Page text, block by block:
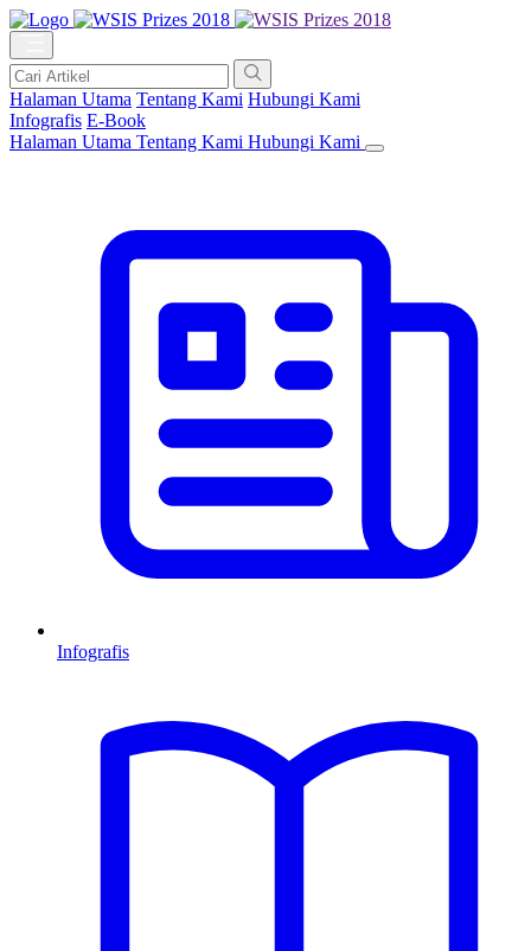
Halaman Utama Tentang Kami Hubungi Kami
Infografis E-Book
Halaman Utama Tentang Kami Hubungi Kami
Infografis